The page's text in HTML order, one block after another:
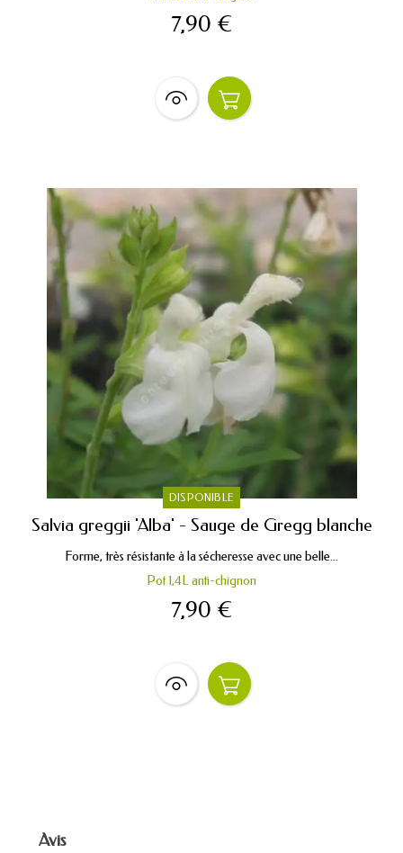
7,90 €
DISPONIBLE
Salvia greggii 'Alba' - Sauge de Gregg blanche
Forme, très résistante à la sécheresse avec une belle...
Pot 1,4L anti-chignon
7,90 €
Avis